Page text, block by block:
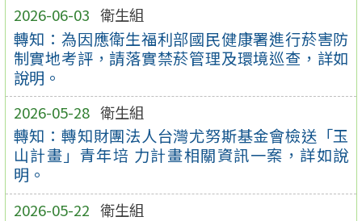
2026-06-03 衛生組
轉知：為因應衛生福利部國民健康署進行菸害防
制實地考評，請落實禁菸管理及環境巡查，詳如
說明。
2026-05-28 衛生組
轉知：轉知財團法人台灣尤努斯基金會檢送「玉
山計畫」青年培 力計畫相關資訊一案，詳如說
明。
2026-05-22 衛生組